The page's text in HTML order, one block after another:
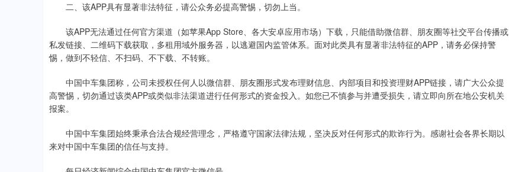
二、该APP具有显著非法特征，请公众务必提高警惕，切勿上当。
该APP无法通过任何官方渠道（如苹果App Store、各大安卓应用市场）下载，只能借助微信群、朋友圈等社交平台传播或
私发链接、二维码下载获取，多租用域外服务器，以逃避国内监管体系。面对此类具有显著非法特征的APP，请务必保持警
惕，做到不轻信、不扫码、不下载、不转账。
中国中车集团称，公司未授权任何人以微信群、朋友圈形式发布理财信息、内部项目和投资理财APP链接，请广大公众提
高警惕，切勿通过该类APP或类似非法渠道进行任何形式的资金投入。如您已不慎参与并遭受损失，请立即向所在地公安机关
报案。
中国中车集团始终秉承合法合规经营理念，严格遵守国家法律法规，坚决反对任何形式的欺诈行为。感谢社会各界长期以
来对中国中车集团的信任与支持。